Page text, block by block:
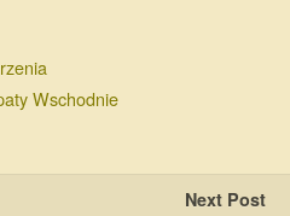
Wschodnie
Next Post